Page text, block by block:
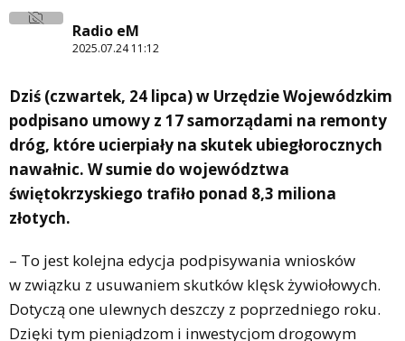
Radio eM
2025.07.24 11:12
Dziś (czwartek, 24 lipca) w Urzędzie Wojewódzkim
podpisano umowy z 17 samorządami na remonty
dróg, które ucierpiały na skutek ubiegłorocznych
nawałnic. W sumie do województwa
świętokrzyskiego trafiło ponad 8,3 miliona
złotych.
– To jest kolejna edycja podpisywania wniosków
w związku z usuwaniem skutków klęsk żywiołowych.
Dotyczą one ulewnych deszczy z poprzedniego roku.
Dzięki tym pieniądzom i inwestycjom drogowym